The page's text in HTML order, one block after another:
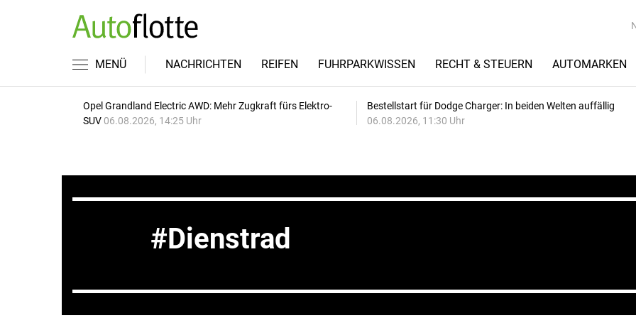
MENÜ NACHRICHTEN REIFEN FUHRPARKWISSEN RECHT & STEUERN AUTOMARKEN
Opel Grandland Electric AWD: Mehr Zugkraft fürs Elektro-
SUV 06.08.2026, 14:25 Uhr
Bestellstart für Dodge Charger: In beiden Welten auffällig
06.08.2026, 11:30 Uhr
Dienstrad